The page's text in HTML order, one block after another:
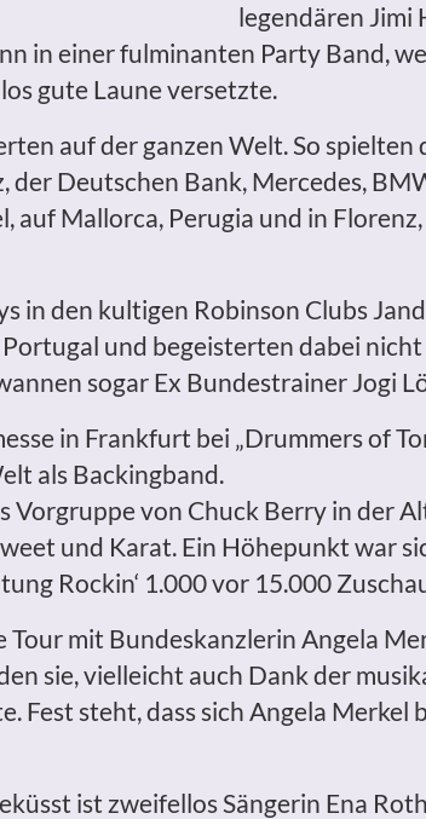
legendären Jimi
in einer fulminanten Party Band,
gute Laune versetzte.
auf der ganzen Welt. So spielten
Deutschen Bank, Mercedes,
auf Mallorca, Perugia und in
in den kultigen Robinson Clubs
und begeisterten dabei
sogar Ex Bundestrainer Jogi
in Frankfurt bei „Drummers of
als Backingband.
Vorgruppe von Chuck Berry in der
und Karat. Ein Höhepunkt war
Rockin‘ 1.000 vor 15.000
Tour mit Bundeskanzlerin Angela
sie, vielleicht auch Dank der
Fest steht, dass sich Angela Merkel
ist zweifellos Sängerin Ena